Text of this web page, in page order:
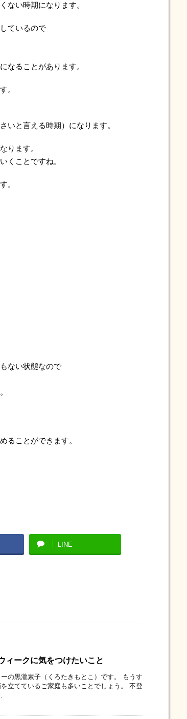
ない時期になります。
ているので
なることがあります。
。
いと言える時期）になります。
ります。
くことですね。
。
ない状態なので
ることができます。
LINE
ークに気をつけたいこと
の黒瀧素子（くろたきもとこ）です。 もうす
立てているご家庭も多いことでしょう。 不登